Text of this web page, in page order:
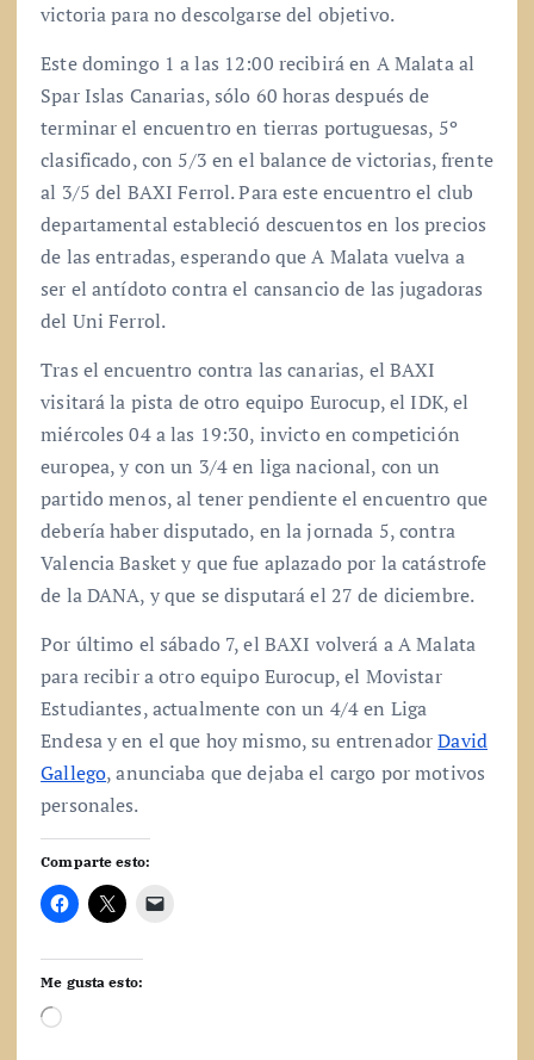
victoria para no descolgarse del objetivo.
Este domingo 1 a las 12:00 recibirá en A Malata al
Spar Islas Canarias, sólo 60 horas después de
terminar el encuentro en tierras portuguesas, 5º
clasificado, con 5/3 en el balance de victorias, frente
al 3/5 del BAXI Ferrol. Para este encuentro el club
departamental estableció descuentos en los precios
de las entradas, esperando que A Malata vuelva a
ser el antídoto contra el cansancio de las jugadoras
del Uni Ferrol.
Tras el encuentro contra las canarias, el BAXI
visitará la pista de otro equipo Eurocup, el IDK, el
miércoles 04 a las 19:30, invicto en competición
europea, y con un 3/4 en liga nacional, con un
partido menos, al tener pendiente el encuentro que
debería haber disputado, en la jornada 5, contra
Valencia Basket y que fue aplazado por la catástrofe
de la DANA, y que se disputará el 27 de diciembre.
Por último el sábado 7, el BAXI volverá a A Malata
para recibir a otro equipo Eurocup, el Movistar
Estudiantes, actualmente con un 4/4 en Liga
Endesa y en el que hoy mismo, su entrenadorDavid
Gallego, anunciaba que dejaba el cargo por motivos
personales.
Comparte esto:
Me gusta esto:
C